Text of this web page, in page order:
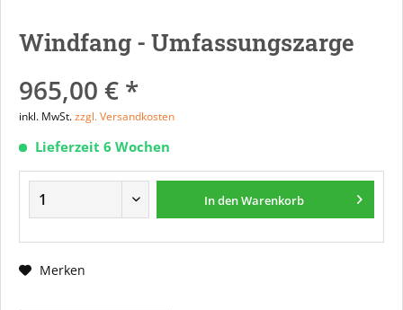
Windfang - Umfassungszarge
965,00 € *
inkl. MwSt.zzgl. Versandkosten
Lieferzeit 6 Wochen
In denWarenkorb
Merken